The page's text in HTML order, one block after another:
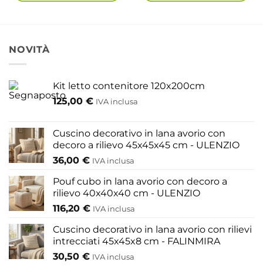
NOVITÀ
Kit letto contenitore 120x200cm
125,00 € IVA inclusa
Cuscino decorativo in lana avorio con
decoro a rilievo 45x45x45 cm - ULENZIO
36,00 € IVA inclusa
Pouf cubo in lana avorio con decoro a
rilievo 40x40x40 cm - ULENZIO
116,20 € IVA inclusa
Cuscino decorativo in lana avorio con rilievi
intrecciati 45x45x8 cm - FALINMIRA
30,50 € IVA inclusa